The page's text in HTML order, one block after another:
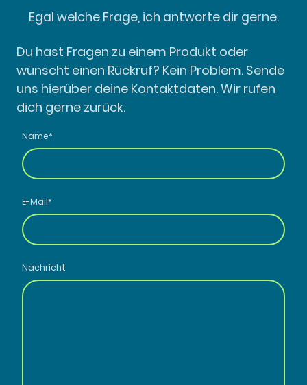
Egal welche Frage, ich antworte dir gerne.
Du hast Fragen zu einem Produkt oder
wünscht einen Rückruf? Kein Problem. Sende
uns hierüber deine Kontaktdaten. Wir rufen
dich gerne zurück.
Name*
E-Mail*
Nachricht